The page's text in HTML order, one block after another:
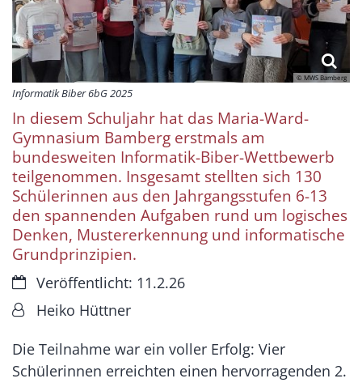
© MWS Bamberg
Informatik Biber 6bG 2025
In diesem Schuljahr hat das Maria-Ward-
Gymnasium Bamberg erstmals am
bundesweiten Informatik-Biber-Wettbewerb
teilgenommen. Insgesamt stellten sich 130
Schülerinnen aus den Jahrgangsstufen 6-13
den spannenden Aufgaben rund um logisches
Denken, Mustererkennung und informatische
Grundprinzipien.
Datum:Veröffentlicht: 11.2.26
Von:Heiko Hüttner
Die Teilnahme war ein voller Erfolg: Vier
Schülerinnen erreichten einen hervorragenden 2.